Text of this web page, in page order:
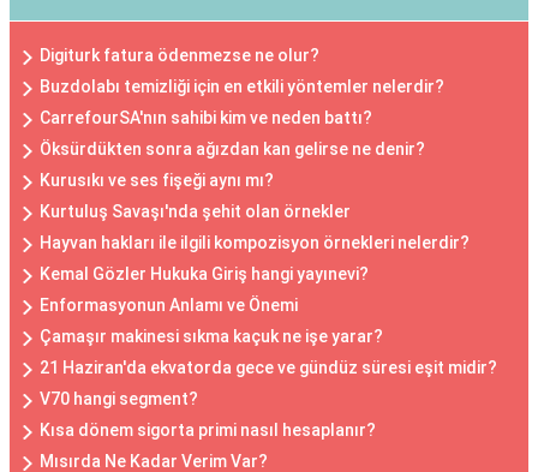
Digiturk fatura ödenmezse ne olur?
Buzdolabı temizliği için en etkili yöntemler nelerdir?
CarrefourSA'nın sahibi kim ve neden battı?
Öksürdükten sonra ağızdan kan gelirse ne denir?
Kurusıkı ve ses fişeği aynı mı?
Kurtuluş Savaşı'nda şehit olan örnekler
Hayvan hakları ile ilgili kompozisyon örnekleri nelerdir?
Kemal Gözler Hukuka Giriş hangi yayınevi?
Enformasyonun Anlamı ve Önemi
Çamaşır makinesi sıkma kaçuk ne işe yarar?
21 Haziran'da ekvatorda gece ve gündüz süresi eşit midir?
V70 hangi segment?
Kısa dönem sigorta primi nasıl hesaplanır?
Mısırda Ne Kadar Verim Var?